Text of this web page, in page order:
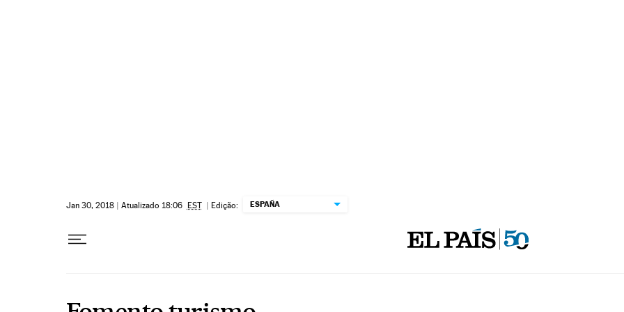
Jan 30, 2018 | Atualizado 18:06 EST | Edição: ESPAÑA